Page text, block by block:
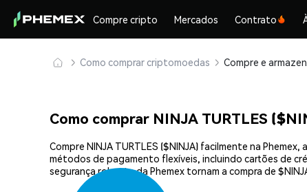
Compre cripto Mercados Contrato
Como comprar criptomoedas
Como comprar NINJA TURTLES
Compre NINJA TURTLES ($NINJA) facilmente na
métodos de pagamento flexíveis, incluindo cartões de
segurança robusta da Phemex tornam a compra de